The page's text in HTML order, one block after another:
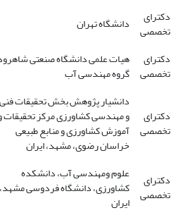
دکترای
تخصصی دانشگاه تهران
دکترای
تخصصی
هیات علمی دانشگاه صنعتی
گروه مهندسی آب
دکترای
تخصصی
دانشیار پژوهش بخش تحقیقات فنی
و مهندسی کشاورزی مرکز تحقیقات
آموزش کشاورزی و منابع طبیعی
خراسان رضوی، مشهد، ایران
دکترای
تخصصی
علوم ومهندسی آب، دانشکده
کشاورزی، دانشگاه فردوسی مشهد،
ایران